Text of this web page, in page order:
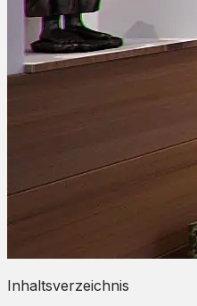
Inhaltsverzeichnis